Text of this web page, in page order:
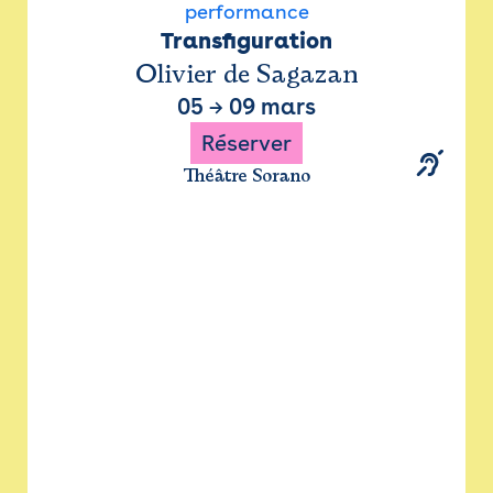
performance
Transfiguration
Olivier de Sagazan
05 → 09 mars
Réserver
Théâtre Sorano